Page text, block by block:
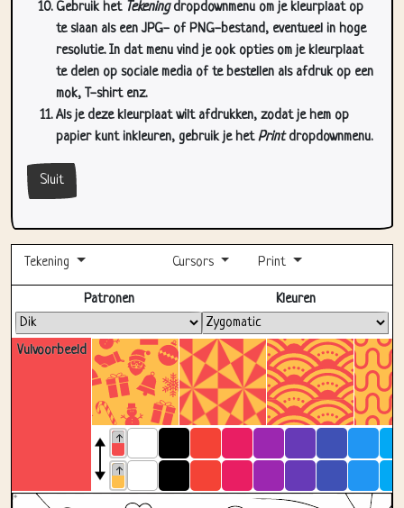
Gebruik het Tekeningdropdownmenu om je kleurplaat op
te slaan als een JPG- of PNG-bestand, eventueel in hoge
resolutie. In dat menu vind je ook opties om je kleurplaat
te delen op sociale media of te bestellen als afdruk op een
mok, T-shirt enz.
Als je deze kleurplaat wilt afdrukken, zodat je hem op
papier kunt inkleuren, gebruik je hetPrintdropdownmenu.
Sluit
Tekening Cursors Print
Volledig scherm
Vulvoorbeeld
Patronen Kleuren